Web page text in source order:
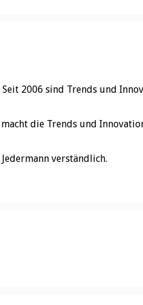
2006 sind Trends und
die Trends und
verständlich.